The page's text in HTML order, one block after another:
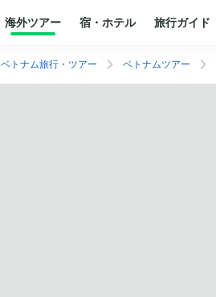
海外ツアー 宿・ホテル 旅行ガイド
ベトナム旅行・ツアー ベトナムツアー